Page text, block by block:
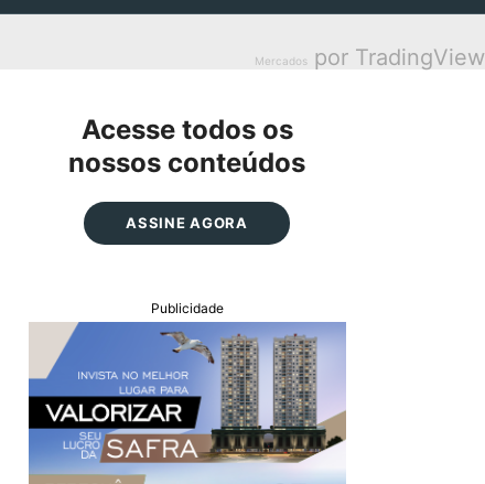
Mercados por TradingView
Acesse todos os
nossos conteúdos
ASSINE AGORA
Publicidade